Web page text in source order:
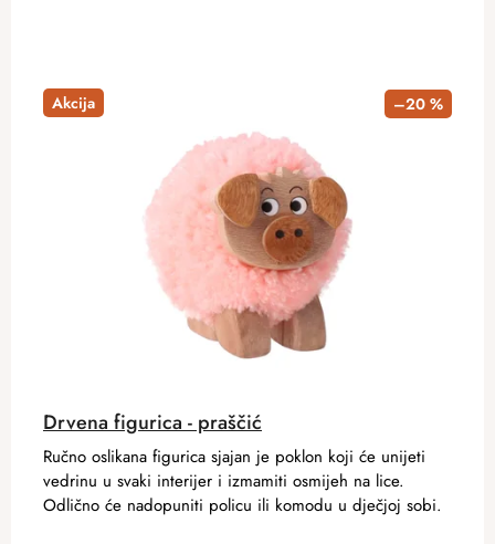
Akcija –20 %
Drvena figurica - praščić
Ručno oslikana figurica sjajan je poklon koji će unijeti
vedrinu u svaki interijer i izmamiti osmijeh na lice.
Odlično će nadopuniti policu ili komodu u dječjoj sobi.